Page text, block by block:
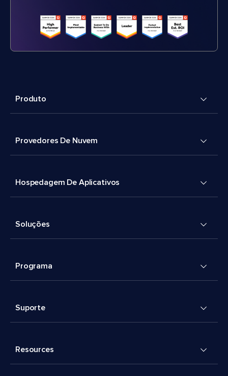
Produto
Provedores De Nuvem
Hospedagem De Aplicativos
Soluções
Programa
Suporte
Resources